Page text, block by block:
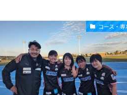
コース・専